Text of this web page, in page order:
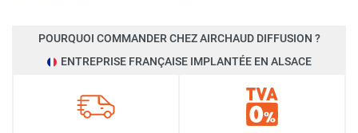
POURQUOI COMMANDER CHEZ AIRCHAUD DIFFUSION ?
ENTREPRISE FRANÇAISE IMPLANTÉE EN ALSACE